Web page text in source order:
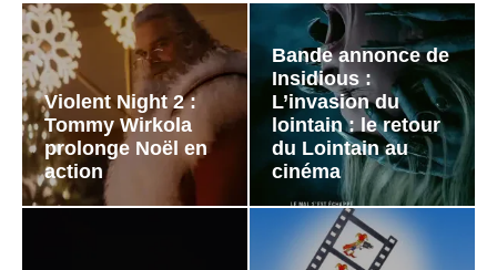
Violent Night 2 :
Tommy Wirkola
prolonge Noël en
action
Bande annonce de
Insidious :
L’invasion du
lointain : le retour
du Lointain au
cinéma